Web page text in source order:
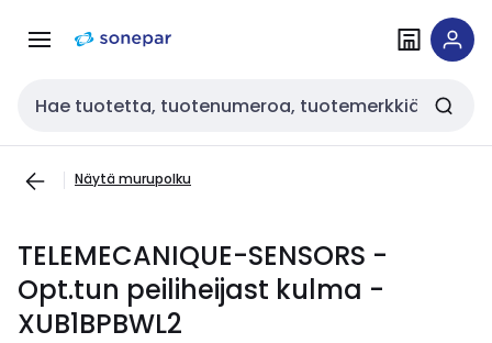
navigointiinsisältöön
Haku
Näytä murupolku
TELEMECANIQUE-SENSORS -
Opt.tun peiliheijast kulma -
XUB1BPBWL2